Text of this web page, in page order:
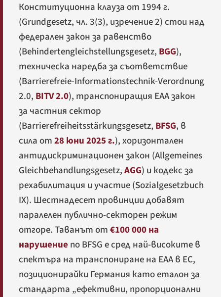
Конституционна клауза от 1994 г.
(Grundgesetz, чл. 3(3), изречение 2) стои над
федерален закон за равенство
(Behindertengleichstellungsgesetz, BGG),
техническа наредба за съответствие
(Barrierefreie-Informationstechnik-Verordnung
2.0, BITV 2.0), транспониращия EAA закон
за частния сектор
(Barrierefreiheitsstärkungsgesetz, BFSG, в
сила от28 юни 2025 г.), хоризонтален
антидискриминационен закон (Allgemeines
Gleichbehandlungsgesetz,AGG) и кодекс за
рехабилитация и участие (Sozialgesetzbuch
IX). Шестнадесет провинции добавят
паралелен публично-секторен режим
отгоре. Таванът от€100 000 на
нарушение по BFSG е сред най-високите в
спектъра на транспониране на EAA в ЕС,
позиционирайки Германия като еталон за
стандарта „ефективни, пропорционални